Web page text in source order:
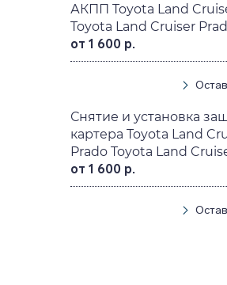
АКПП Toyota Land
Toyota Land Cruiser
от 1 600 р.
Снятие и установка
картера Toyota Land
Prado Toyota Land
от 1 600 р.